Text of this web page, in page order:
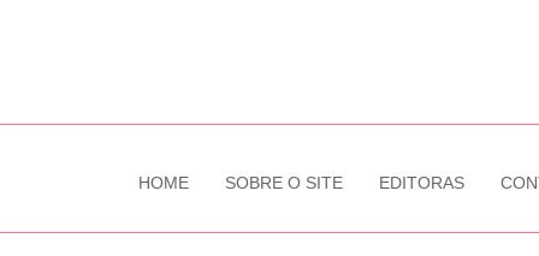
HOME SOBRE O SITE EDITORAS